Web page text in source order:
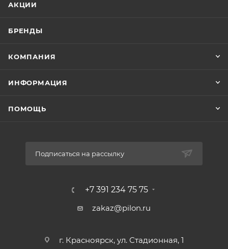
АКЦИИ
БРЕНДЫ
КОМПАНИЯ
ИНФОРМАЦИЯ
ПОМОЩЬ
Подписаться на рассылку
+7 391 234 75 75
zakaz@pilon.ru
г. Красноярск, ул. Стадионная, 1